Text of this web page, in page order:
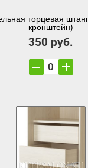
торцевая
кронштейн)
350 руб.